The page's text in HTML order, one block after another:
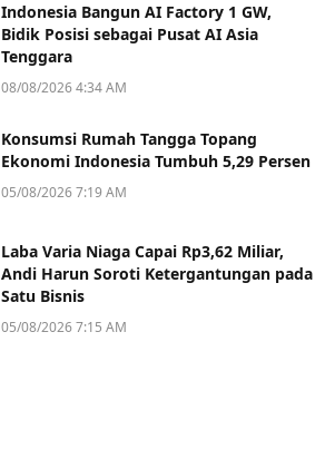
Indonesia Bangun AI Factory 1 GW,
Bidik Posisi sebagai Pusat AI Asia
Tenggara
08/08/2026 4:34 AM
Konsumsi Rumah Tangga Topang
Ekonomi Indonesia Tumbuh 5,29 Persen
05/08/2026 7:19 AM
Laba Varia Niaga Capai Rp3,62 Miliar,
Andi Harun Soroti Ketergantungan pada
Satu Bisnis
05/08/2026 7:15 AM